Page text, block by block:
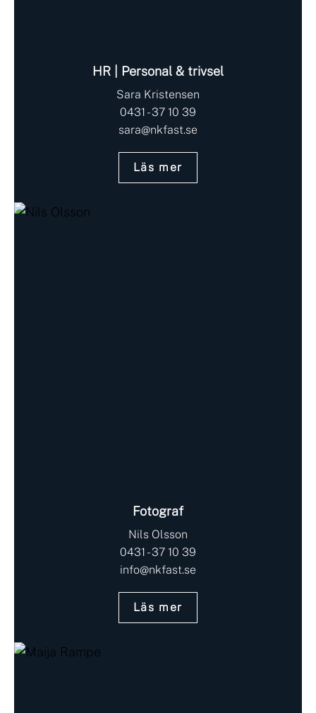
HR | Personal & trivsel
Sara Kristensen
0431 - 37 10 39
sara@nkfast.se
Läs mer
Fotograf
Nils Olsson
0431 - 37 10 39
info@nkfast.se
Läs mer